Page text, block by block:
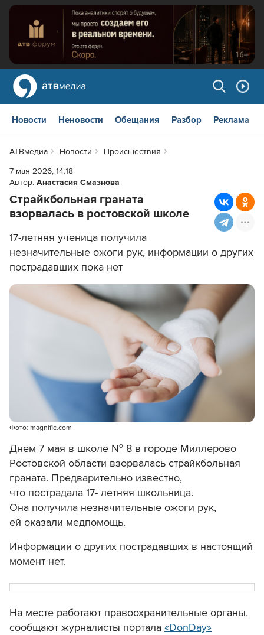
Новости Неновости Обещания Разбор Реклама
АТВмедиа Новости
Происшествия
7 мая 2026, 14:18
Автор: Анастасия Смазнова
Страйкбольная граната
взорвалась в ростовской школе
17-летняя ученица получила
незначительные ожоги рук, информации о других
пострадавших пока нет
Фото: magnific.com
Днем 7 мая в школе № 8 в городе Миллерово
Ростовской области взорвалась страйкбольная
граната. Предварительно известно,
что пострадала 17- летняя школьница.
Она получила незначительные ожоги рук,
ей оказали медпомощь.
Информации о других пострадавших в настоящий
момент нет.
На месте работают правоохранительные органы,
сообщают журналисты портала «DonDay»